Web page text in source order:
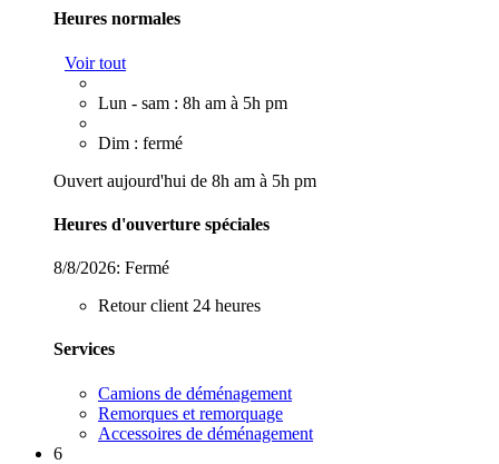
Heures normales
Voir tout
Lun - sam : 8h am à 5h pm
Dim : fermé
Ouvert aujourd'hui de 8h am à 5h pm
Heures d'ouverture spéciales
8/8/2026: Fermé
Retour client 24 heures
Services
Camions de déménagement
Remorques et remorquage
Accessoires de déménagement
6